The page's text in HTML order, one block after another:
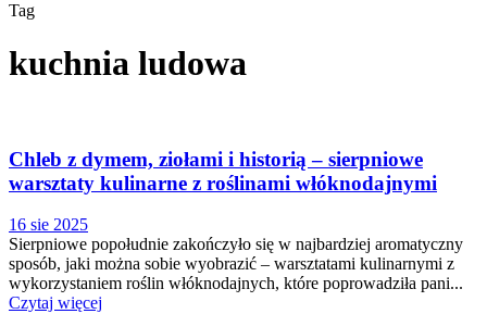
Tag
kuchnia ludowa
Chleb z dymem, ziołami i historią – sierpniowe
warsztaty kulinarne z roślinami włóknodajnymi
16 sie 2025
Sierpniowe popołudnie zakończyło się w najbardziej aromatyczny
sposób, jaki można sobie wyobrazić – warsztatami kulinarnymi z
wykorzystaniem roślin włóknodajnych, które poprowadziła pani...
Czytaj więcej